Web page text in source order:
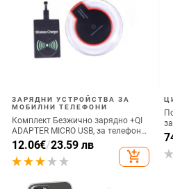
ЗАРЯДНИ УСТРОЙСТВА ЗА
МОБИЛНИ ТЕЛЕФОНИ
Комплект Безжично зарядно +QI
ADAPTER MICRO USB, за телефон
+ Qi Безжичен приемник с micro
USB-черен цвят
12.06€/23.59 лв
add_shopping_cart